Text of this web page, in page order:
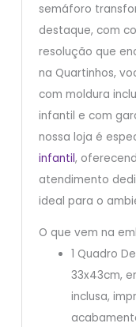
semáforo
destaque, com
resolução que
na Quartinhos,
com moldura
infantil e com
nossa loja é
infantil,
atendimento
ideal para o
O que vem na
1 Quadro
33x43cm,
inclusa,